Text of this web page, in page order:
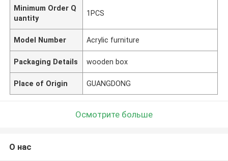
Minimum Order Q
uantity
1PCS
Model Number Acrylic furniture
Packaging Details wooden box
Place of Origin GUANGDONG
Осмотрите больше
О нас